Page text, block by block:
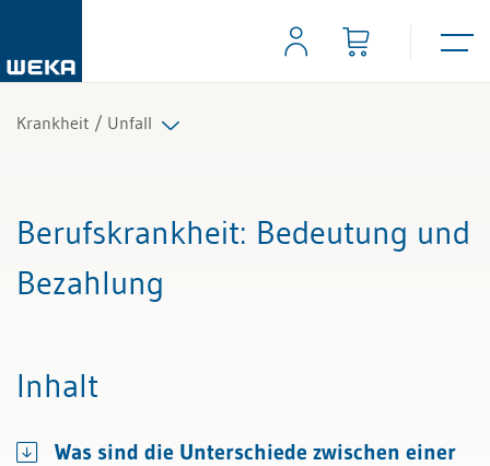
Krankheit / Unfall
Berufskrankheit: Bedeutung und
Bezahlung
Inhalt
Was sind die Unterschiede zwischen einer